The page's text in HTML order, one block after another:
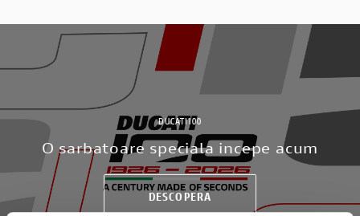
DUCATI100
O sarbatoare speciala incepe acum
DESCOPERA